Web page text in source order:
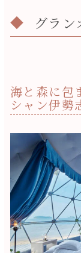
グラ
海と森に包
シャン伊勢